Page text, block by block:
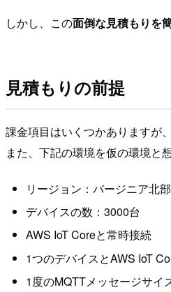
しかし、この面倒な見積もりを
見積もりの前提
課金項目はいくつかありますが
また、下記の環境を仮の環境と
リージョン：バージニア北部
デバイスの数：3000台
AWS IoT Coreと常時接続
1つのデバイスとAWS IoT
1度のMQTTメッセージサイ